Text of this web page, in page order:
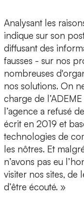
Analysant les
indique sur son
diffusant des
fausses - sur nos
nombreuses
nos solutions. On
charge de
l’agence a refusé
écrit en 2019 et
technologies de
les nôtres. Et
n’avons pas eu
visiter nos sites, de
d’être écouté. »